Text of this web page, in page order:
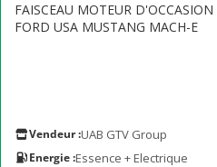
FAISCEAU MOTEUR
FORD USA MUSTANG MACH-E
Vendeur :UAB GTV Group
Energie :Essence + Electrique